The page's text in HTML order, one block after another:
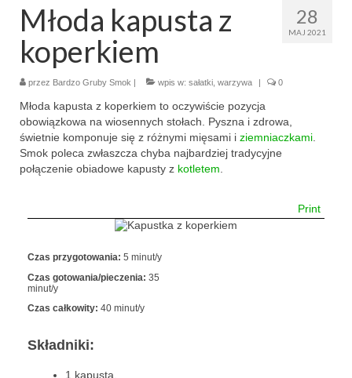
jednogarnkowe
makaron i ryż
desery
torty
ciasteczka
muffinki
pizze
28
MAJ 2021
Młoda kapusta z
koperkiem
przez Bardzo Gruby Smok | wpis w: sałatki warzywa | 0
Młoda kapusta z koperkiem to oczywiście pozycja
obowiązkowa na wiosennych stołach. Pyszna i zdrowa,
świetnie komponuje się z różnymi mięsami i ziemniaczkami
Smok poleca zwłaszcza chyba najbardziej tradycyjne
połączenie obiadowe kapusty z kotletem
Print
Czas przygotowania: 5 minut/y
Czas gotowania/pieczenia: 35
minut/y
Czas całkowity: 40 minut/y
Składniki:
1 kapusta,